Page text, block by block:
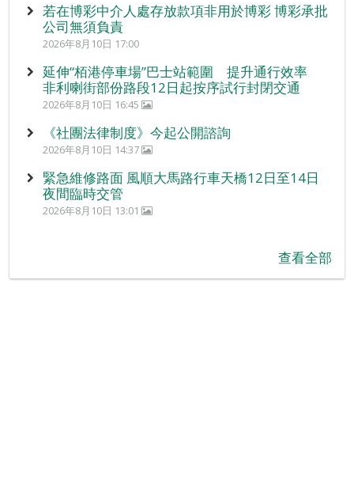
若在博彩中介人處存放款項非用於博彩 博彩承批
公司無須負責
2026年8月10日 17:00
延伸“栢港停車場”巴士站範圍 提升通行效率
非利喇街部份路段12日起按序試行封閉交通
2026年8月10日 16:45
《社團法律制度》今起公開諮詢
2026年8月10日 14:37
緊急維修路面 風順大馬路行車天橋12日至14日
夜間臨時交管
2026年8月10日 13:01
查看全部